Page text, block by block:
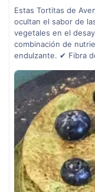
Estas Tortitas de
ocultan el sabor de
vegetales en el
combinación de
endulzante. ✔ Fibra